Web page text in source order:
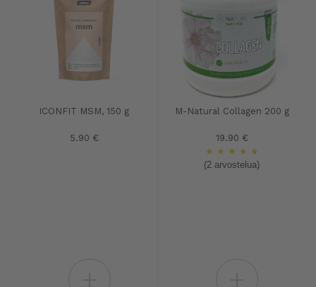
ICONFIT MSM, 150 g
5.90 €
M-Natural Collagen 200 g
19.90 €
★ ★ ★ ★ ★
(2 arvostelua)